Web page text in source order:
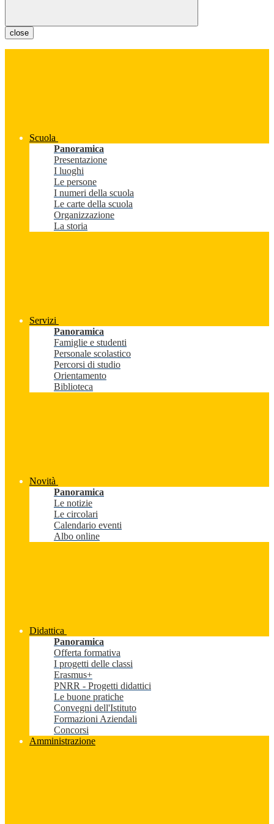
close
Scuola
Panoramica
Presentazione
I luoghi
Le persone
I numeri della scuola
Le carte della scuola
Organizzazione
La storia
Servizi
Panoramica
Famiglie e studenti
Personale scolastico
Percorsi di studio
Orientamento
Biblioteca
Novità
Panoramica
Le notizie
Le circolari
Calendario eventi
Albo online
Didattica
Panoramica
Offerta formativa
I progetti delle classi
Erasmus+
PNRR - Progetti didattici
Le buone pratiche
Convegni dell'Istituto
Formazioni Aziendali
Concorsi
Amministrazione